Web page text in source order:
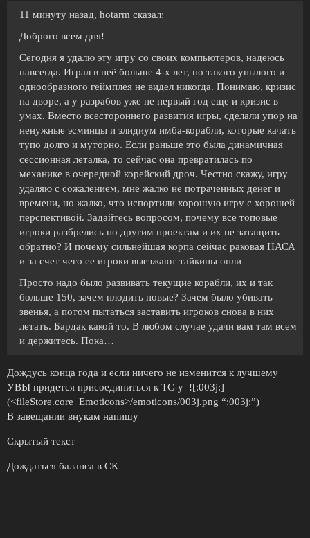
11 минуту назад, hotarm сказал:
Доброго всем дня!
Сегодня я удалю эту игру со своих компьютеров, надеюсь
навсегда. Играл в неё больше 4-х лет, но такого унылого и
однообразного геймплея не видел никогда. Понимаю, кризис
на дворе, а у разрабов уже не первый год еще и кризис в
умах. Вместо всестороннего развития игры, сделали упор на
ненужные эсминцы и элидиум имба-корабли, которые качать
тупо долго и муторно. Если раньше это была динамичная
сессионная леталка, то сейчас она превратилась по
механике в очередной корейский дроч. Честно скажу, игру
удаляю с сожалением, мне жалко не потраченных денег и
времени, но жалко, что испортили хорошую игру с хорошей
перспективой. Задайтесь вопросом, почему все топовые
игроки разбрелись по другим проектам и их не затащить
обратно? И почему сильнейшая корпа сейчас раковая НАСА
и за счет чего ее игроки выезжают тайкины онли
Просто надо было развивать текущие корабли, их и так
больше 150, зачем плодить новые? Зачем было убивать
звенья, а потом пытаться заставить игроков снова в них
летать. Бардак какой то. В любом случае удачи вам там всем
и держитесь. Пока…
Дождусь конца года и если ничего не изменится к лучшему
УВЫ придется присоединиться к ТС-у ![:003j:]
(<fileStore.core_Emoticons>/emoticons/003j.png “:003j:”)
В завещании внукам напишу
Скрытый текст
Дождаться баланса в СК